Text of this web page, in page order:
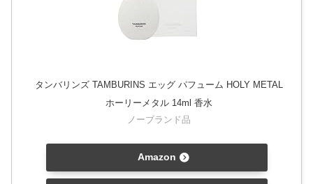
タンバリンズ TAMBURINS エッグ パフューム HOLY METAL
ホーリーメタル 14ml 香水
ノーブランド品
Amazon